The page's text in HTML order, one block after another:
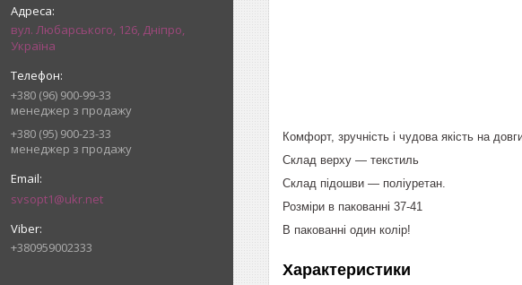
вул. Любарського, 126, Дніпро,
Україна
+380 (96) 900-99-33
менеджер з продажу
+380 (95) 900-23-33
менеджер з продажу
svsopt1@ukr.net
+380959002333
Комфорт, зручність і чудова якість на
Склад верху — текстиль
Склад підошви — поліуретан.
Розміри в пакованні 37-41
В пакованні один колір!
Характеристики